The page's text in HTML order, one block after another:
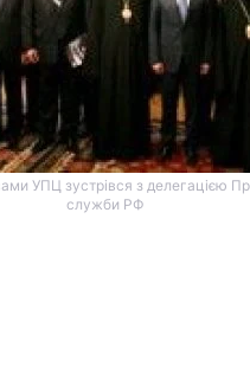
УПЦ зустрівся з делегацією
служби РФ